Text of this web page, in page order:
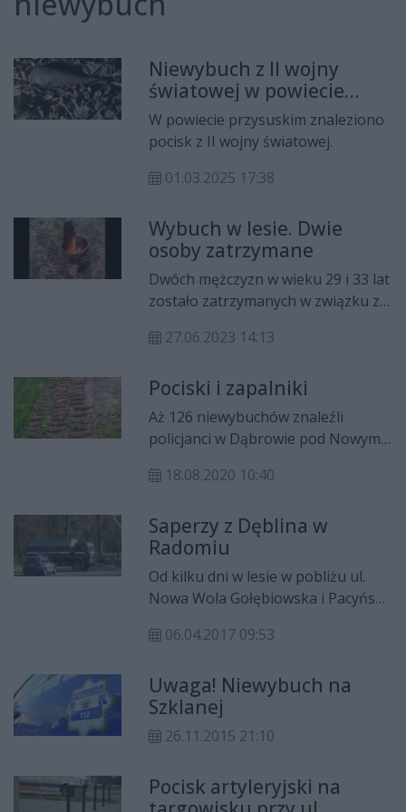
Niewybuch z II wojny
światowej w powiecie
przysuskim
W powiecie przysuskim znaleziono
pocisk z II wojny światowej.
01.03.2025 17:38
Wybuch w lesie. Dwie
osoby zatrzymane
Dwóch mężczyzn w wieku 29 i 33 lat
zostało zatrzymanych w związku z
wojny światowej. Jeden z mężczyzn
27.06.2023 14:13
Pociski i zapalniki
Aż 126 niewybuchów znaleźli
policjanci w Dąbrowie pod Nowym
przez saperów wywiezione na
18.08.2020 10:40
Saperzy z Dęblina w
Radomiu
Od kilku dni w lesie w pobliżu ul.
Nowa Wola Gołębiowska i Pacyńską
saperzy z Dęblina. Spacerowicz
niewybuchów pochodzących
prawdopodobnie z czasów II wojny
światowej.
06.04.2017 09:53
Uwaga! Niewybuch na
Szklanej
26.11.2015 21:10
Pocisk artyleryjski na